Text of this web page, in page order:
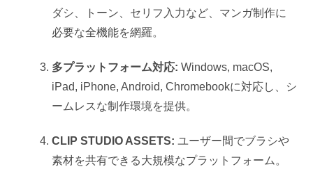
ダシ、トーン、セリフ入力など、マンガ制作に
必要な全機能を網羅。
多プラットフォーム対応: Windows, macOS,
iPad, iPhone, Android, Chromebookに対応し、シ
ームレスな制作環境を提供。
CLIP STUDIO ASSETS: ユーザー間でブラシや
素材を共有できる大規模なプラットフォーム。